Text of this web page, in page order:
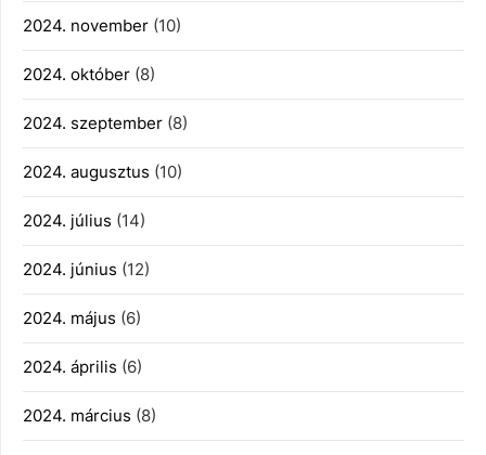
2024. november (10)
2024. október (8)
2024. szeptember (8)
2024. augusztus (10)
2024. július (14)
2024. június (12)
2024. május (6)
2024. április (6)
2024. március (8)